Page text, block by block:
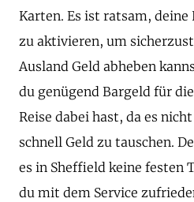
Karten. Es ist ratsam, deine
zu aktivieren, um
Ausland Geld abheben
du genügend Bargeld für
Reise dabei hast, da es
schnell Geld zu tauschen.
es in Sheffield keine festen
du mit dem Service